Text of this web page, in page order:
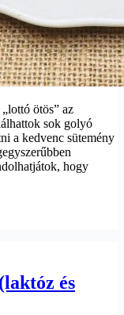
ötös” az
sok golyó
a kedvenc sütemény
hogy
és